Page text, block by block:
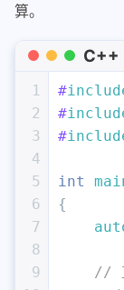
算。
C++
1
2
3
4
5
6
7
8
9
#
#
#
int
{
//